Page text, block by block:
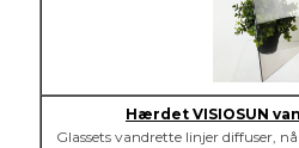
Hærdet VISIOSUN
Glassets vandrette linjer diffuser,